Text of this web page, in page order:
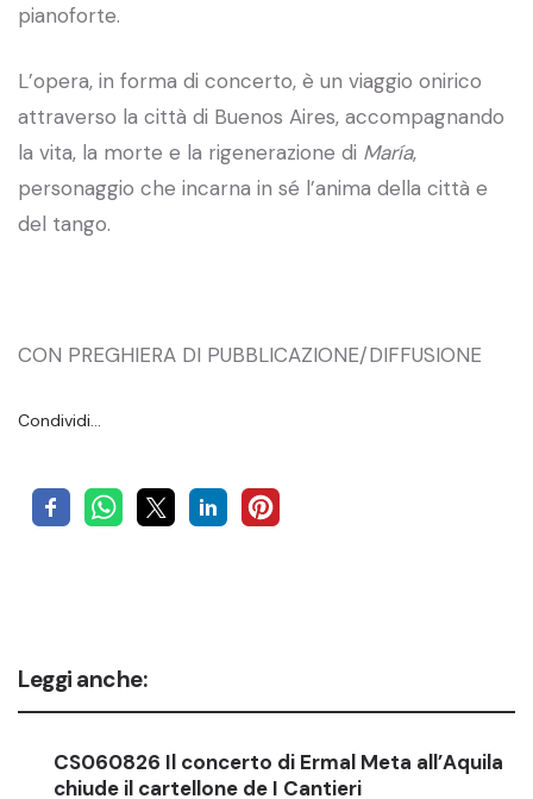
pianoforte.
L’opera, in forma di concerto, è un viaggio onirico
attraverso la città di Buenos Aires, accompagnando
la vita, la morte e la rigenerazione di María,
personaggio che incarna in sé l’anima della città e
del tango.
CON PREGHIERA DI PUBBLICAZIONE/DIFFUSIONE
Condividi…
Leggi anche:
CS060826 Il concerto di Ermal Meta all’Aquila
chiude il cartellone de I Cantieri